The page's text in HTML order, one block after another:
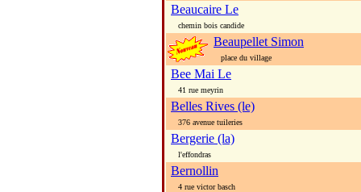
Beaucaire Le
chemin bois candide
Beaupellet Simon
place du village
Bee Mai Le
41 rue meyrin
Belles Rives (le)
376 avenue tuileries
Bergerie (la)
l'effondras
Bernollin
4 rue victor basch